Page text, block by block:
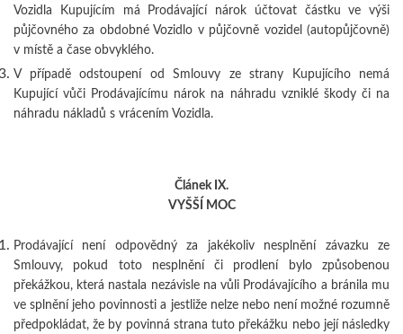
Vozidla Kupujícím má Prodávající nárok účtovat částku ve výši
půjčovného za obdobné Vozidlo v půjčovně vozidel (autopůjčovně)
v místě a čase obvyklého.
V případě odstoupení od Smlouvy ze strany Kupujícího nemá
Kupující vůči Prodávajícímu nárok na náhradu vzniklé škody či na
náhradu nákladů s vrácením Vozidla.
Článek IX.
VYŠŠÍ MOC
Prodávající není odpovědný za jakékoliv nesplnění závazku ze
Smlouvy, pokud toto nesplnění či prodlení bylo způsobenou
překážkou, která nastala nezávisle na vůli Prodávajícího a bránila mu
ve splnění jeho povinnosti a jestliže nelze nebo není možné rozumně
předpokládat, že by povinná strana tuto překážku nebo její následky